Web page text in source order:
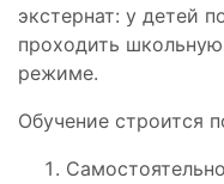
экстернат: у детей
проходить
режиме.
Обучение строится